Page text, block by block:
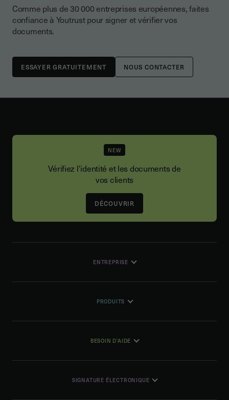
Comme plus de 30 000 entreprises européennes, faites
confiance à Youtrust pour signer et vérifier vos
documents.
NOUS CONTACTER
NEW
Vérifiez l'identité et les documents de
vos clients
DÉCOUVRIR
ENTREPRISE
PRODUITS
BESOIN D'AIDE
SIGNATURE ÉLECTRONIQUE